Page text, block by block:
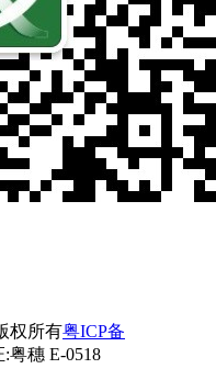
权所有粤ICP备
粤穗 E-0518